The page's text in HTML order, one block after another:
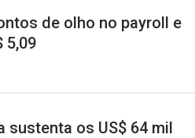
de olho no payroll e
5,09
sustenta os US$ 64 mil